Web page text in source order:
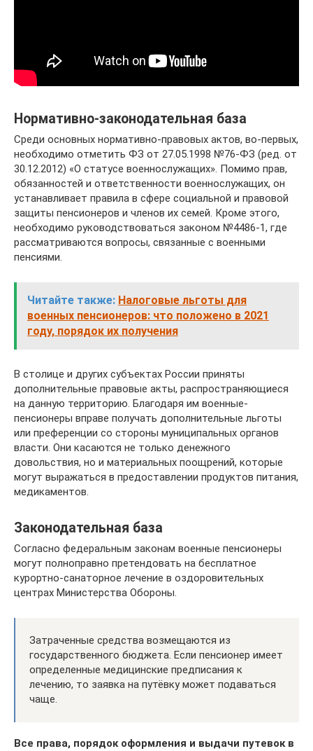
Нормативно-законодательная база
Среди основных нормативно-правовых актов, во-первых,
необходимо отметить ФЗ от 27.05.1998 №76-ФЗ (ред. от
30.12.2012) «О статусе военнослужащих». Помимо прав,
обязанностей и ответственности военнослужащих, он
устанавливает правила в сфере социальной и правовой
защиты пенсионеров и членов их семей. Кроме этого,
необходимо руководствоваться законом №4486-1, где
рассматриваются вопросы, связанные с военными
пенсиями.
Читайте также: Налоговые льготы для
военных пенсионеров: что положено в 2021
году, порядок их получения
В столице и других субъектах России приняты
дополнительные правовые акты, распространяющиеся
на данную территорию. Благодаря им военные-
пенсионеры вправе получать дополнительные льготы
или преференции со стороны муниципальных органов
власти. Они касаются не только денежного
довольствия, но и материальных поощрений, которые
могут выражаться в предоставлении продуктов питания,
медикаментов.
Законодательная база
Согласно федеральным законам военные пенсионеры
могут полноправно претендовать на бесплатное
курортно-санаторное лечение в оздоровительных
центрах Министерства Обороны.
Затраченные средства возмещаются из
государственного бюджета. Если пенсионер имеет
определенные медицинские предписания к
лечению, то заявка на путёвку может подаваться
чаще.
Все права, порядок оформления и выдачи путевок в